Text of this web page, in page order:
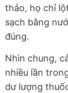
thảo, họ chỉ
sạch bằng
đúng.
Nhìn chung,
nhiều lần
dư lượng